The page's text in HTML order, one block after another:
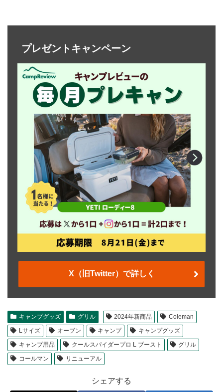
プレゼントキャンペーン
X（旧Twitter）で詳しく
キャンプグッズ グリル 2024年新商品
Coleman
Lサイズ
オーブン キャンプ
キャンプグッズ
キャンプ用品
クールスパイダープロ L ブースト
グリル
コールマン
リニューアル
シェアする